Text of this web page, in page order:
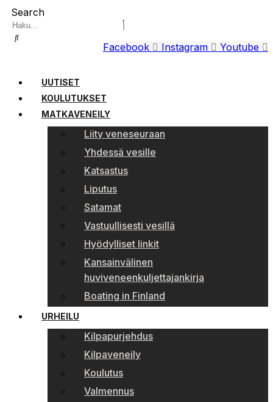
Search
Facebook Instagram Youtube
UUTISET
KOULUTUKSET
MATKAVENEILY
Liity veneseuraan
Yhdessä vesille
Katsastus
Liputus
Satamat
Vastuullisesti vesillä
Hyödylliset linkit
Kansainvälinen
huviveneenkuljettajankirja
Boating in Finland
URHEILU
Kilpapurjehdus
Kilpaveneily
Koulutus
Valmennus